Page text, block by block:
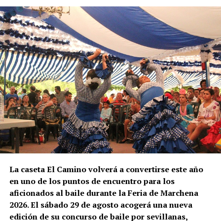
transporte
No todas las explotaciones ofrecen las mismas
condiciones. Algunas proporcionan alojamiento y
comida gratuitamente, otras solamente vivienda o
una comida diaria y también existen contratos sin
manutención ni alojamiento.
El trabajador debe comprobar antes de salir:
Salario bruto por hora.
Duración mínima del contrato.
Horario y pago de horas extraordinarias.
Condiciones del alojamiento.
Comidas incluidas.
La caseta El Camino volverá a convertirse este año
en uno de los puntos de encuentro para los
aficionados al baile durante la Feria de Marchena
2026. El sábado 29 de agosto acogerá una nueva
edición de su concurso de baile por sevillanas,